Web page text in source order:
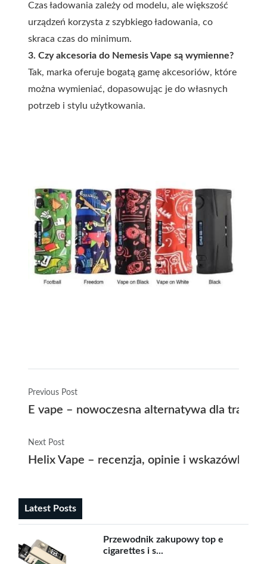
Czas ładowania zależy od modelu, ale większość
urządzeń korzysta z szybkiego ładowania, co
skraca czas do minimum.
3. Czy akcesoria do Nemesis Vape są wymienne?
Tak, marka oferuje bogatą gamę akcesoriów, które
można wymieniać, dopasowując je do własnych
potrzeb i stylu użytkowania.
Previous Post
E vape – nowoczesna alternatywa dla
Next Post
Helix Vape – recenzja, opinie i wskazówki
Latest Posts
Przewodnik zakupowy top e
cigarettes i s...